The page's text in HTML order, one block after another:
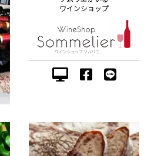
ワインショップ